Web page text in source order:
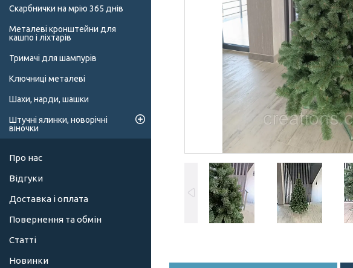
Скарбнички на мрію 365 днів
Металеві кронштейни для
кашпо і ліхтарів
Тримачі для шампурів
Ключниці металеві
Шахи, нарди, шашки
Штучні ялинки, новорічні
віночки
Про нас
Відгуки
Доставка і оплата
Повернення та обмін
Статті
Новинки